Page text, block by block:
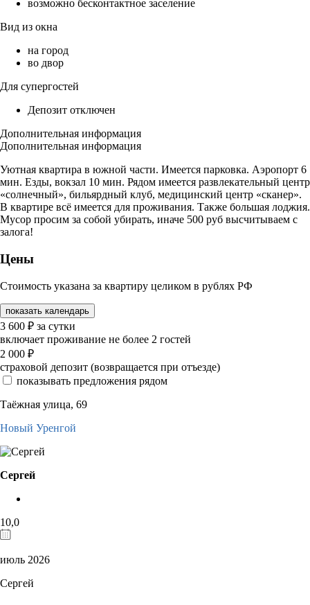
возможно бесконтактное заселение
Вид из окна
на город
во двор
Для супергостей
Депозит отключен
Дополнительная информация
Дополнительная информация
Уютная квартира в южной части. Имеется парковка. Аэропорт 6
мин. Езды, вокзал 10 мин. Рядом имеется развлекательный центр
«солнечный», бильярдный клуб, медицинский центр «сканер».
В квартире всё имеется для проживания. Также большая лоджия.
Мусор просим за собой убирать, иначе 500 руб высчитываем с
залога!
Цены
Стоимость указана за квартиру целиком в рублях РФ
показать календарь
3 600 ₽ за сутки
включает проживание не более 2 гостей
2 000 ₽
страховой депозит (возвращается при отъезде)
показывать предложения рядом
Таёжная улица, 69
Новый Уренгой
Сергей
10,0
июль 2026
Сергей